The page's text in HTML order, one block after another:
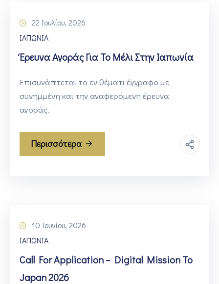
22 Ιουλίου, 2026
ΙΑΠΩΝΙΑ
Έρευνα Αγοράς Για Το Μέλι Στην Ιαπωνία
Επισυνάπτεται το εν θέματι έγγραφο με
συνημμένη και την αναφερόμενη έρευνα
αγοράς.
Περισσότερα
10 Ιουνίου, 2026
ΙΑΠΩΝΙΑ
Call For Application – Digital Mission To
Japan 2026